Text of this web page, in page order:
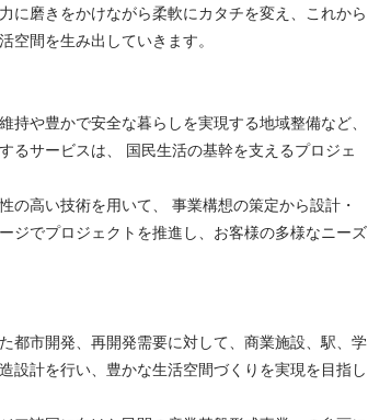
に磨きをかけながら柔軟にカタチを変え、これから
空間を生み出していきます。
持や豊かで安全な暮らしを実現する地域整備など、
るサービスは、 国民生活の基幹を支えるプロジェ
の高い技術を用いて、 事業構想の策定から設計・
ジでプロジェクトを推進し、お客様の多様なニーズ
都市開発、再開発需要に対して、商業施設、駅、学
設計を行い、豊かな生活空間づくりを実現を目指し